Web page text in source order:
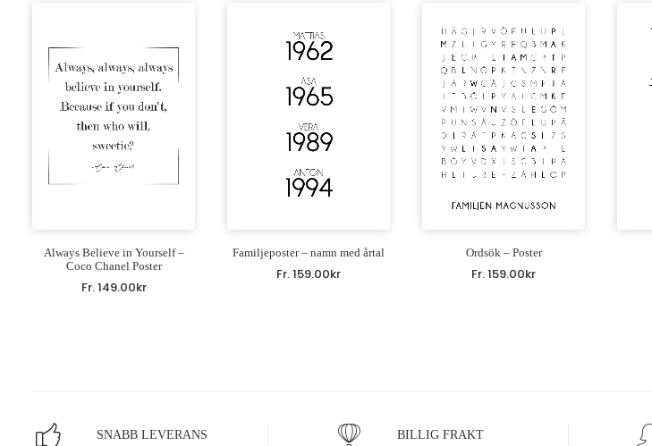
Always Believe in Yourself –
Coco Chanel Poster
Fr.149.00kr
Familjeposter – namn med årtal
Fr.159.00kr
Ordsök – Poster
Fr.159.00kr
SNABB LEVERANS BILLIG FRAKT